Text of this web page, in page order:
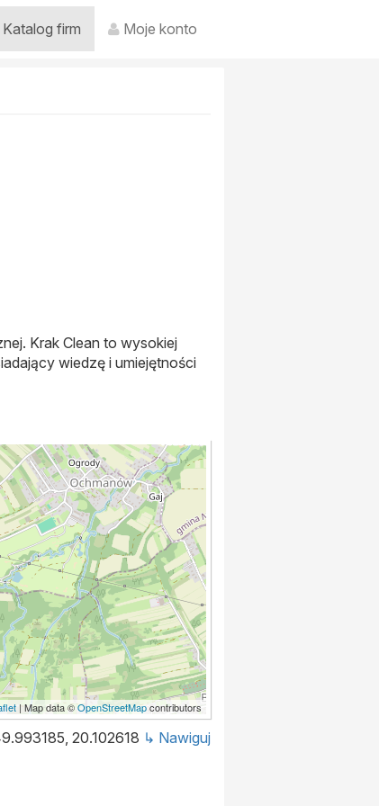
Katalog firm Moje konto
Krak Clean to wysokiej
wiedzę i umiejętności
| Map data ©OpenStreetMapcontributors
20.102618 ↳ Nawiguj